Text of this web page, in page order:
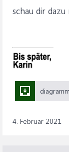
schau dir dazu
4. Februar 2021